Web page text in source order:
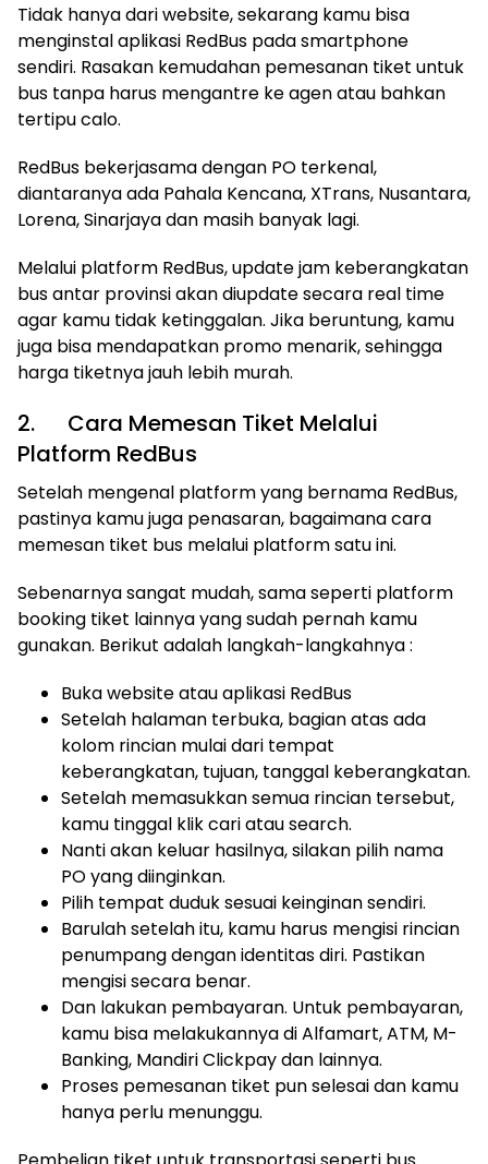
Tidak hanya dari website, sekarang kamu bisa
menginstal aplikasi RedBus pada smartphone
sendiri. Rasakan kemudahan pemesanan tiket untuk
bus tanpa harus mengantre ke agen atau bahkan
tertipu calo.
RedBus bekerjasama dengan PO terkenal,
diantaranya ada Pahala Kencana, XTrans, Nusantara,
Lorena, Sinarjaya dan masih banyak lagi.
Melalui platform RedBus, update jam keberangkatan
bus antar provinsi akan diupdate secara real time
agar kamu tidak ketinggalan. Jika beruntung, kamu
juga bisa mendapatkan promo menarik, sehingga
harga tiketnya jauh lebih murah.
2. Cara Memesan Tiket Melalui
Platform RedBus
Setelah mengenal platform yang bernama RedBus,
pastinya kamu juga penasaran, bagaimana cara
memesan tiket bus melalui platform satu ini.
Sebenarnya sangat mudah, sama seperti platform
booking tiket lainnya yang sudah pernah kamu
gunakan. Berikut adalah langkah-langkahnya :
Buka website atau aplikasi RedBus
Setelah halaman terbuka, bagian atas ada
kolom rincian mulai dari tempat
keberangkatan, tujuan, tanggal keberangkatan.
Setelah memasukkan semua rincian tersebut,
kamu tinggal klik cari atau search.
Nanti akan keluar hasilnya, silakan pilih nama
PO yang diinginkan.
Pilih tempat duduk sesuai keinginan sendiri.
Barulah setelah itu, kamu harus mengisi rincian
penumpang dengan identitas diri. Pastikan
mengisi secara benar.
Dan lakukan pembayaran. Untuk pembayaran,
kamu bisa melakukannya di Alfamart, ATM, M-
Banking, Mandiri Clickpay dan lainnya.
Proses pemesanan tiket pun selesai dan kamu
hanya perlu menunggu.